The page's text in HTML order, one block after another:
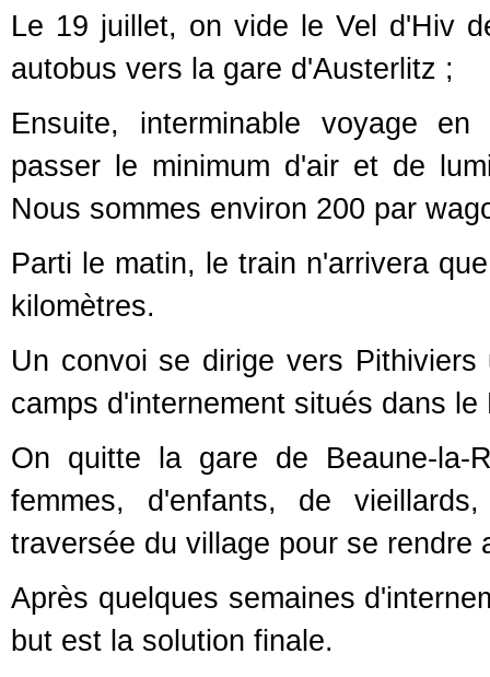
Le 19 juillet, on vide le Vel d'Hiv
autobus vers la gare d'Austerlitz ;
Ensuite, interminable voyage
passer le minimum d'air et de
Nous sommes environ 200 par
Parti le matin, le train n'arrivera
kilomètres.
Un convoi se dirige vers
camps d'internement situés dans le
On quitte la gare de Beaune-la-
femmes, d'enfants, de
traversée du village pour se rendre
Après quelques semaines
but est la solution finale.